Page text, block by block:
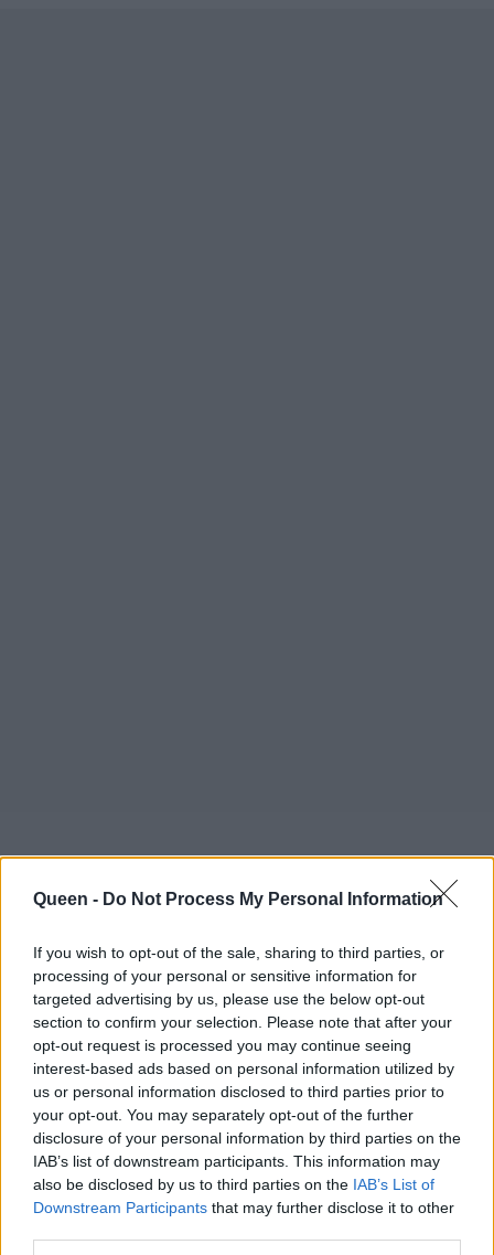
Queen - Do Not Process My Personal Information
If you wish to opt-out of the sale, sharing to third parties, or
processing of your personal or sensitive information for
targeted advertising by us, please use the below opt-out
section to confirm your selection. Please note that after your
opt-out request is processed you may continue seeing
interest-based ads based on personal information utilized by
us or personal information disclosed to third parties prior to
your opt-out. You may separately opt-out of the further
disclosure of your personal information by third parties on the
IAB’s list of downstream participants. This information may
also be disclosed by us to third parties on the IAB’s List of
Downstream Participants that may further disclose it to other
Ο Mario Sorrenti κρύβεται πίσω από τη
καμπάνια της Mango, ενώ έχει φωτογραφίσει
και καμπάνιες του Calvin Klein, της Lancôme
και της Benetton. Για να δούμε θα πείσει και τη
Scarlett Johansson να φωτογραφηθεί;
MARIO SORRENTI PIRELLI CALENDAR 2012
ΗΜΕΡΟΛΟΓΙΟ PIRELLI 2012 STEVEN MEISEL
SCARLETT JOHANSSON